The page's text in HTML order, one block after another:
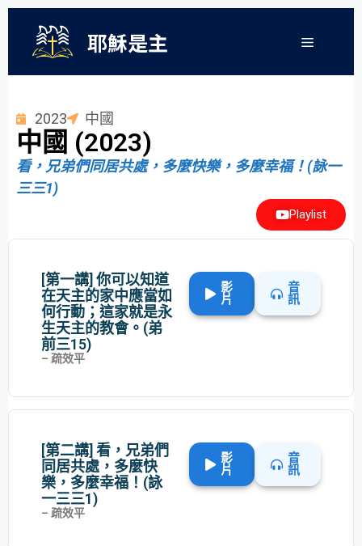
耶穌是主
2023 中國
中國 (2023)
看，兄弟們同居共處，多麼快樂，多麼幸福！(詠一
三三1)
Playlist
[第一講] 你可以知道
在天主的家中應當如
何行動；這家就是永
生天主的教會。(弟
前三15)
– 疏效平
影
片
音
訊
[第二講] 看，兄弟們
同居共處，多麼快
樂，多麼幸福！(詠
一三三1)
– 疏效平
影
片
音
訊